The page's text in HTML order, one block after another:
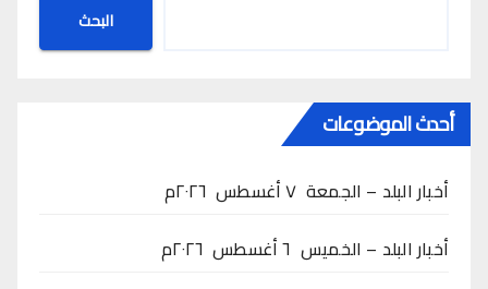
البحث
أحدث الموضوعات
أخبار البلد – الجمعة ٧ أغسطس ٢٠٢٦م
أخبار البلد – الخميس ٦ أغسطس ٢٠٢٦م